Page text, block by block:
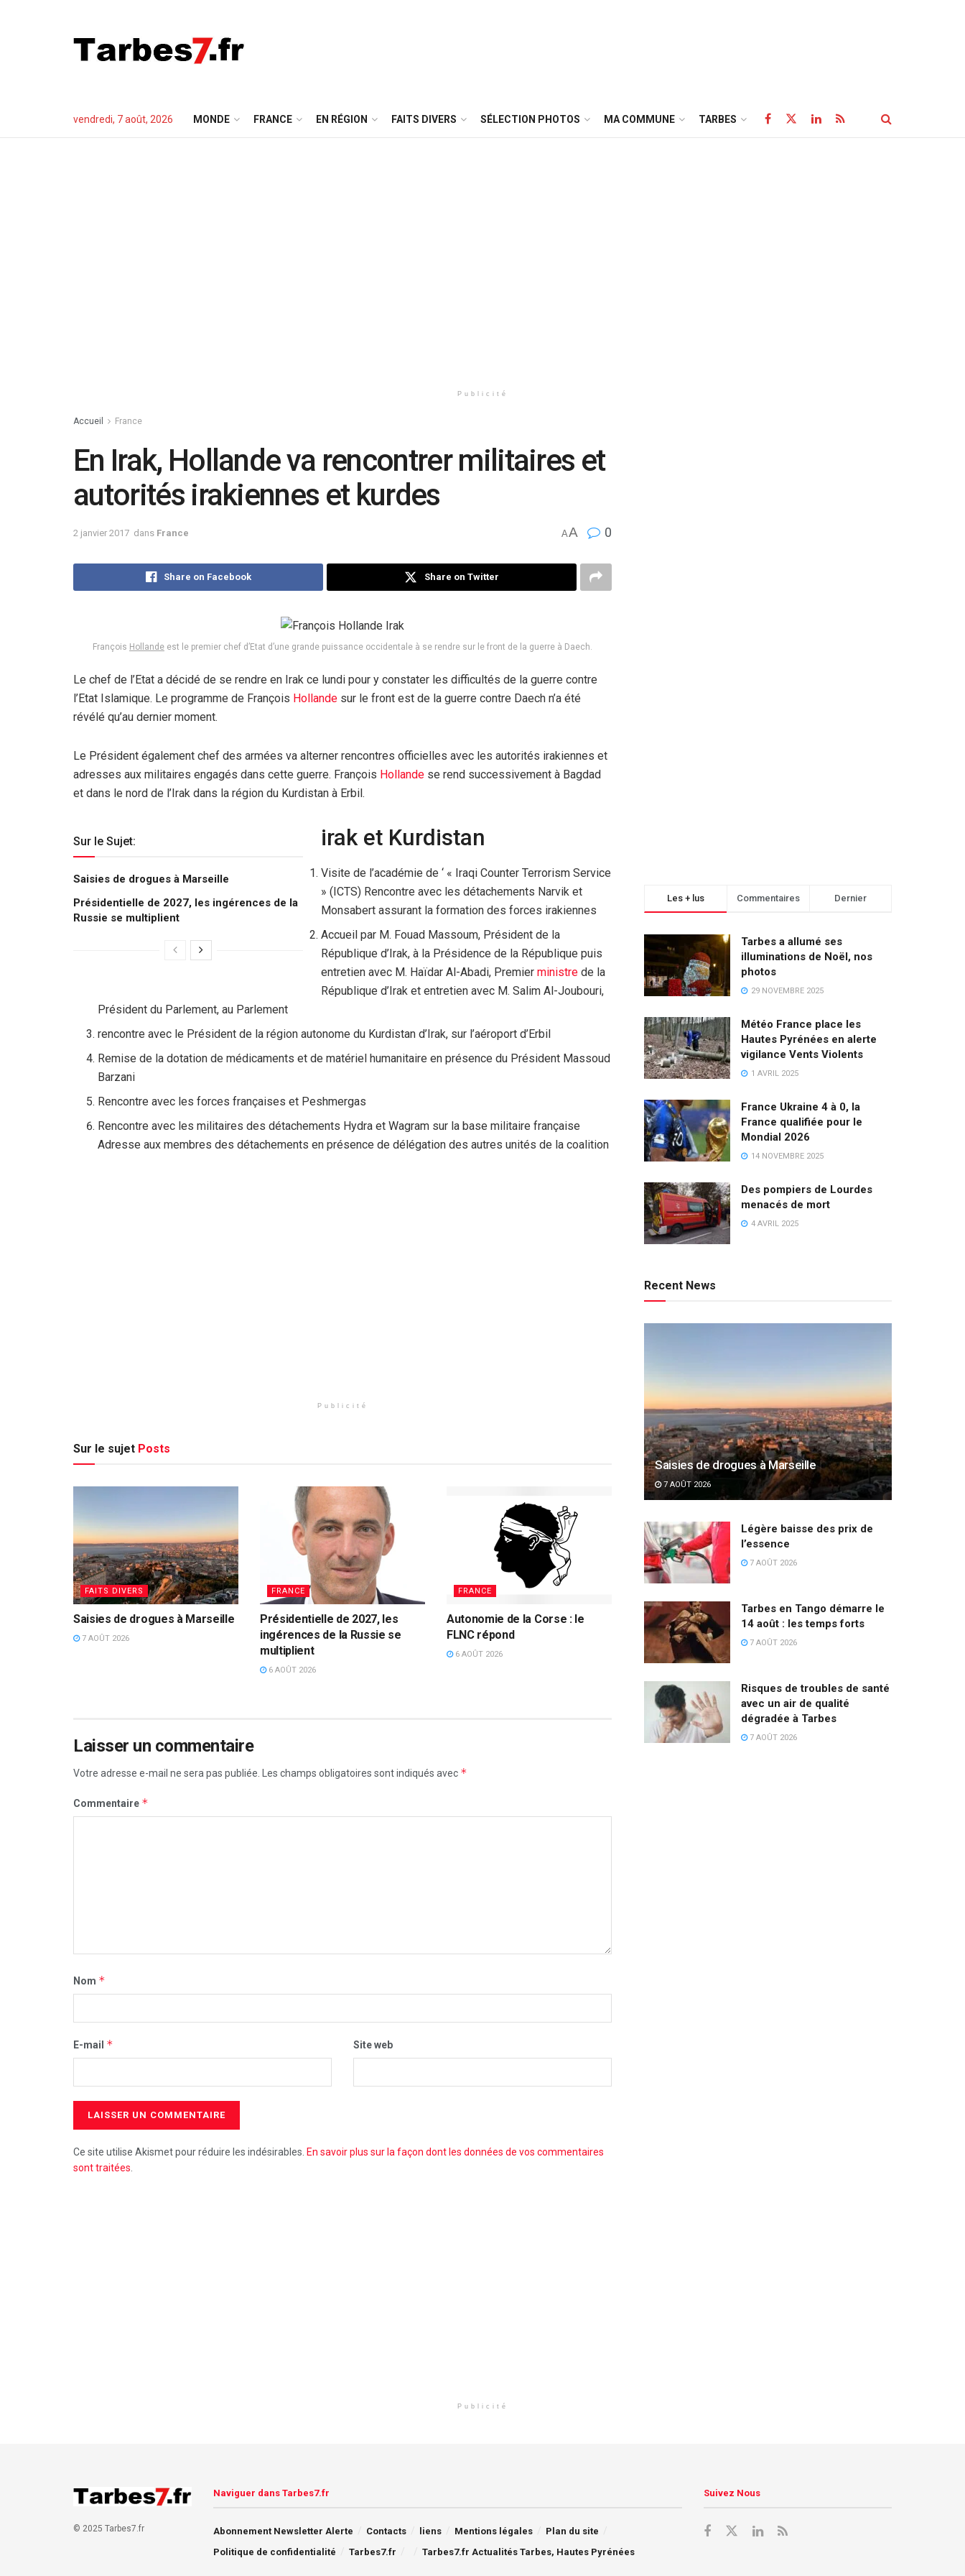
vendredi, 7 août, 2026 MONDE FRANCE EN RÉGION FAITS DIVERS SÉLECTION PHOTOS MA COMMUNE TARBES
Publicité
Accueil France
En Irak, Hollande va rencontrer militaires et
autorités irakiennes et kurdes
2 janvier 2017 dans France AA 0
Share on Facebook Share on Twitter
François Hollande est le premier chef d’Etat d’une grande puissance occidentale à se rendre sur le front de la guerre à Daech.
Le chef de l’Etat a décidé de se rendre en Irak ce lundi pour y constater les difficultés de la guerre contre
l’Etat Islamique. Le programme de François Hollande sur le front est de la guerre contre Daech n’a été
révélé qu’au dernier moment.
Le Président également chef des armées va alterner rencontres officielles avec les autorités irakiennes et
adresses aux militaires engagés dans cette guerre. François Hollande se rend successivement à Bagdad
et dans le nord de l’Irak dans la région du Kurdistan à Erbil.
Sur le Sujet:
Saisies de drogues à Marseille
Présidentielle de 2027, les ingérences de la
Russie se multiplient
irak et Kurdistan
Visite de l’académie de ‘ « Iraqi Counter Terrorism Service
» (ICTS) Rencontre avec les détachements Narvik et
Monsabert assurant la formation des forces irakiennes
Accueil par M. Fouad Massoum, Président de la
République d’Irak, à la Présidence de la République puis
entretien avec M. Haïdar Al-Abadi, Premier ministre de la
République d’Irak et entretien avec M. Salim Al-Joubouri,
Président du Parlement, au Parlement
rencontre avec le Président de la région autonome du Kurdistan d’Irak, sur l’aéroport d’Erbil
Remise de la dotation de médicaments et de matériel humanitaire en présence du Président Massoud
Barzani
Rencontre avec les forces françaises et Peshmergas
Rencontre avec les militaires des détachements Hydra et Wagram sur la base militaire française
Adresse aux membres des détachements en présence de délégation des autres unités de la coalition
Publicité
Sur le sujet Posts
FAITS DIVERS
Saisies de drogues à Marseille
7 AOÛT 2026
FRANCE
Présidentielle de 2027, les
ingérences de la Russie se
multiplient
6 AOÛT 2026
FRANCE
Autonomie de la Corse : le
FLNC répond
6 AOÛT 2026
Laisser un commentaire
Votre adresse e-mail ne sera pas publiée. Les champs obligatoires sont indiqués avec *
Commentaire *
Nom *
E-mail * Site web
Ce site utilise Akismet pour réduire les indésirables. En savoir plus sur la façon dont les données de vos commentaires
sont traitées.
Les + lus Commentaires Dernier
Tarbes a allumé ses
illuminations de Noël, nos
photos
29 NOVEMBRE 2025
Météo France place les
Hautes Pyrénées en alerte
vigilance Vents Violents
1 AVRIL 2025
France Ukraine 4 à 0, la
France qualifiée pour le
Mondial 2026
14 NOVEMBRE 2025
Des pompiers de Lourdes
menacés de mort
4 AVRIL 2025
Recent News
Saisies de drogues à Marseille
7 AOÛT 2026
Légère baisse des prix de
l’essence
7 AOÛT 2026
Tarbes en Tango démarre le
14 août : les temps forts
7 AOÛT 2026
Risques de troubles de santé
avec un air de qualité
dégradée à Tarbes
7 AOÛT 2026
Publicité
© 2025 Tarbes7.fr
Naviguer dans Tarbes7.fr
Abonnement Newsletter Alerte Contacts liens Mentions légales
Plan du site
Politique de confidentialité
Tarbes7.fr Tarbes7.fr Actualités Tarbes, Hautes Pyrénées
Suivez Nous